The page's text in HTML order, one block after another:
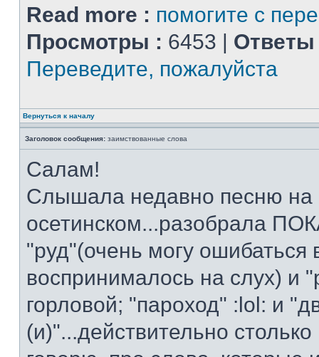
Read more : помогите с
Просмотры : 6453 | Ответы
Переведите, пожалуйста
Вернуться к началу
Заголовок сообщения: заимствованные слова
Салам!
Слышала недавно песню на
осетинском...разобрала
"руд"(очень могу ошибаться
воспринималось на слух) и
горловой; "пароход" :lol: и
(и)"...действительно